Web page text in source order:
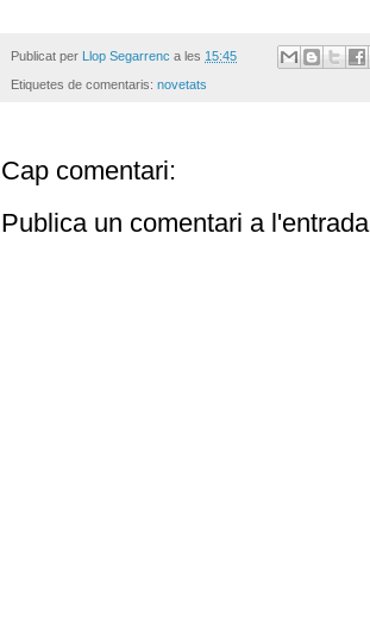
Publicat per Llop Segarrenc a les 15:45
Etiquetes de comentaris: novetats
Cap comentari:
Publica un comentari a l'entrada